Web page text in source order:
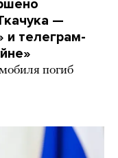
—
и телеграм-
погиб